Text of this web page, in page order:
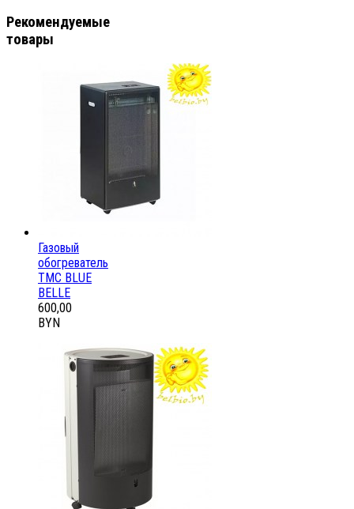
Рекомендуемые
товары
Газовый
обогреватель
ТМС BLUE
BELLE
600,00
BYN